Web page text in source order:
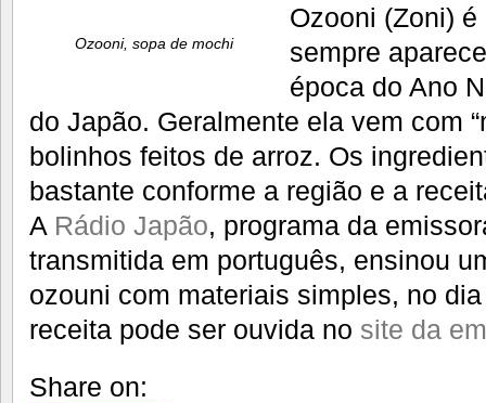
Ozooni, sopa de mochi
Ozooni (Zoni)
sempre
época do Ano
do Japão. Geralmente ela vem com
bolinhos feitos de arroz. Os
bastante conforme a região e a
A Rádio Japão, programa da
transmitida em português, ensinou
ozouni com materiais simples, no
receita pode ser ouvida no site da
Share on: